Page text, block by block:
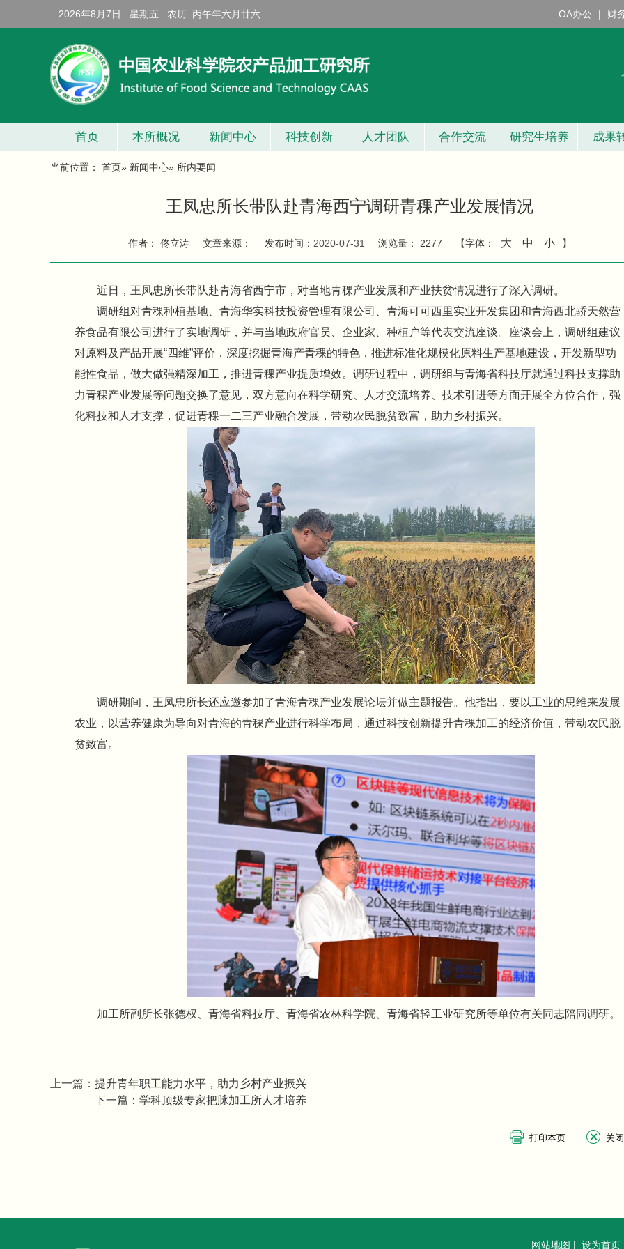
OA办公 | 财
2026年8月7日 星期五 农历 丙午年六月廿六
首页 本所概况 新闻中心 科技创新 人才团队 合作交流 研究生培养 成果
当前位置： 首页» 新闻中心» 所内要闻
王凤忠所长带队赴青海西宁调研青稞产业发展情况
作者： 佟立涛 文章来源： 发布时间： 2020-07-31 浏览量： 2277 【字体： 大 中 小 】
近日，王凤忠所长带队赴青海省西宁市，对当地青稞产业发展和产业扶贫情况进行了深入调研。
调研组对青稞种植基地、青海华实科技投资管理有限公司、青海可可西里实业开发集团和青海西北骄天然营
养食品有限公司进行了实地调研，并与当地政府官员、企业家、种植户等代表交流座谈。座谈会上，调研组建议
对原料及产品开展“四维”评价，深度挖掘青海产青稞的特色，推进标准化规模化原料生产基地建设，开发新型功
能性食品，做大做强精深加工，推进青稞产业提质增效。调研过程中，调研组与青海省科技厅就通过科技支撑助
力青稞产业发展等问题交换了意见，双方意向在科学研究、人才交流培养、技术引进等方面开展全方位合作，强
化科技和人才支撑，促进青稞一二三产业融合发展，带动农民脱贫致富，助力乡村振兴。
调研期间，王凤忠所长还应邀参加了青海青稞产业发展论坛并做主题报告。他指出，要以工业的思维来发展
农业，以营养健康为导向对青海的青稞产业进行科学布局，通过科技创新提升青稞加工的经济价值，带动农民脱
贫致富。
加工所副所长张德权、青海省科技厅、青海省农林科学院、青海省轻工业研究所等单位有关同志陪同调研。
上一篇： 提升青年职工能力水平，助力乡村产业振兴
下一篇： 学科顶级专家把脉加工所人才培养
网站地图 | 设为首页